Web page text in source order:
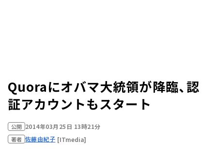
Quoraにオバマ大統領が降臨、認
証アカウントもスタート
公開 2014年03月25日 13時21分
著者 佐藤由紀子 [ITmedia]